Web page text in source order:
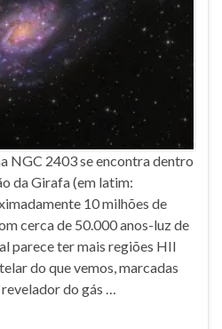
NGC 2403 se encontra dentro
da Girafa (em latim:
10 milhões de
cerca de 50.000 anos-luz de
parece ter mais regiões HII
do que vemos, marcadas
do gás …